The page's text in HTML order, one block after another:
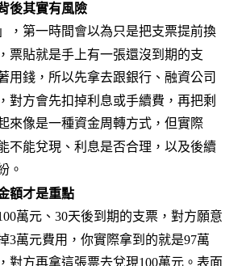
後其實有風險
」，第一時間會以為只是把支票提前換
票貼就是手上有一張還沒到期的支
用錢，所以先拿去跟銀行、融資公司
對方會先扣掉利息或手續費，再把剩
來像是一種資金周轉方式，但實際
不能兌現、利息是否合理，以及後續
。
額才是重點
萬元、30天後到期的支票，對方願意
3萬元費用，你實際拿到的就是97萬
對方再拿這張票去兌現100萬元。表面